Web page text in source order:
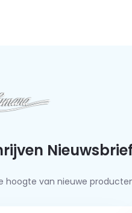
Nieuwsbrief
hoogte van nieuwe